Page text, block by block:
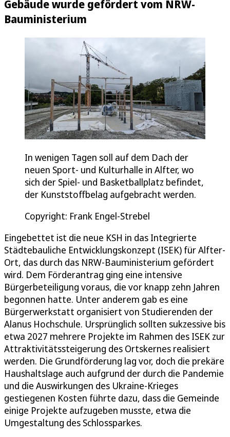
Gebäude wurde gefördert vom NRW-
Bauministerium
In wenigen Tagen soll auf dem Dach der
neuen Sport- und Kulturhalle in Alfter, wo
sich der Spiel- und Basketballplatz befindet,
der Kunststoffbelag aufgebracht werden.
Copyright: Frank Engel-Strebel
Eingebettet ist die neue KSH in das Integrierte
Städtebauliche Entwicklungskonzept (ISEK) für Alfter-
Ort, das durch das NRW-Bauministerium gefördert
wird. Dem Förderantrag ging eine intensive
Bürgerbeteiligung voraus, die vor knapp zehn Jahren
begonnen hatte. Unter anderem gab es eine
Bürgerwerkstatt organisiert von Studierenden der
Alanus Hochschule. Ursprünglich sollten sukzessive bis
etwa 2027 mehrere Projekte im Rahmen des ISEK zur
Attraktivitätssteigerung des Ortskernes realisiert
werden. Die Grundförderung lag vor, doch die prekäre
Haushaltslage auch aufgrund der durch die Pandemie
und die Auswirkungen des Ukraine-Krieges
gestiegenen Kosten führte dazu, dass die Gemeinde
einige Projekte aufzugeben musste, etwa die
Umgestaltung des Schlossparkes.